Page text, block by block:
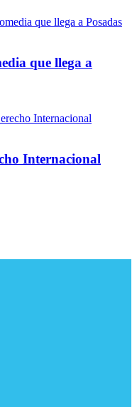
que llega a
Internacional